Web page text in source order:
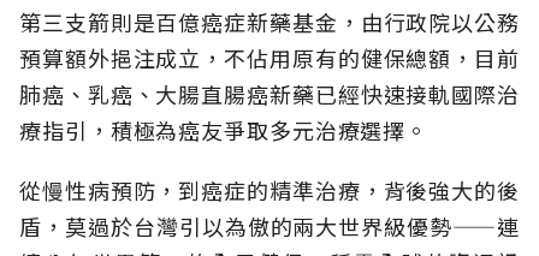
第三支箭則是百億癌症新藥基金，由行政院以公務
預算額外挹注成立，不佔用原有的健保總額，目前
肺癌、乳癌、大腸直腸癌新藥已經快速接軌國際治
療指引，積極為癌友爭取多元治療選擇。
從慢性病預防，到癌症的精準治療，背後強大的後
盾，莫過於台灣引以為傲的兩大世界級優勢——連